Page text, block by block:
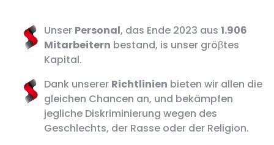
Unser Personal, das Ende 2023 aus 1.906
Mitarbeitern bestand, is unser gröβtes
Kapital.
Dank unserer Richtlinien bieten wir allen die
gleichen Chancen an, und bekämpfen
jegliche Diskriminierung wegen des
Geschlechts, der Rasse oder der Religion.